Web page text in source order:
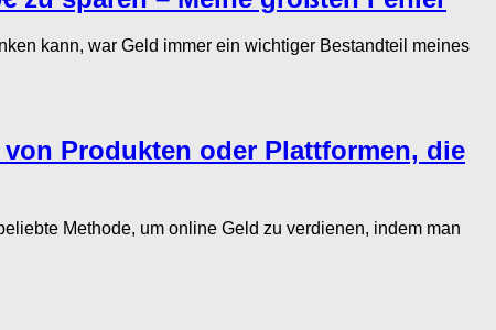
kann, war Geld immer ein wichtiger Bestandteil meines
Produkten oder Plattformen, die
Methode, um online Geld zu verdienen, indem man